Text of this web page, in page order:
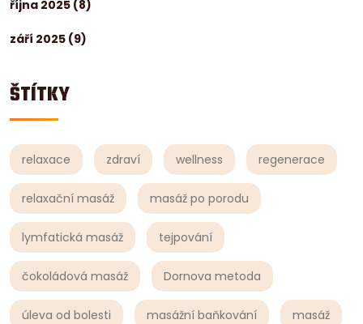
října 2025 (8)
září 2025 (9)
ŠTÍTKY
relaxace zdraví wellness regenerace
relaxační masáž masáž po porodu
lymfatická masáž tejpování
čokoládová masáž Dornova metoda
úleva od bolesti masážní baňkování masáž